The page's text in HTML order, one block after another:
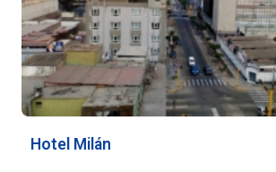
Hotel Milán